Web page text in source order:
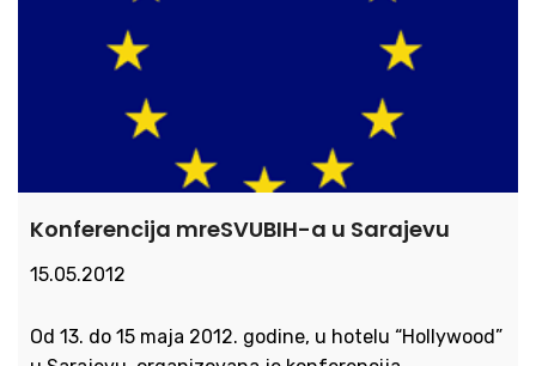
Konferencija mreSVUBIH-a u Sarajevu
15.05.2012
Od 13. do 15 maja 2012. godine, u hotelu “Hollywood”